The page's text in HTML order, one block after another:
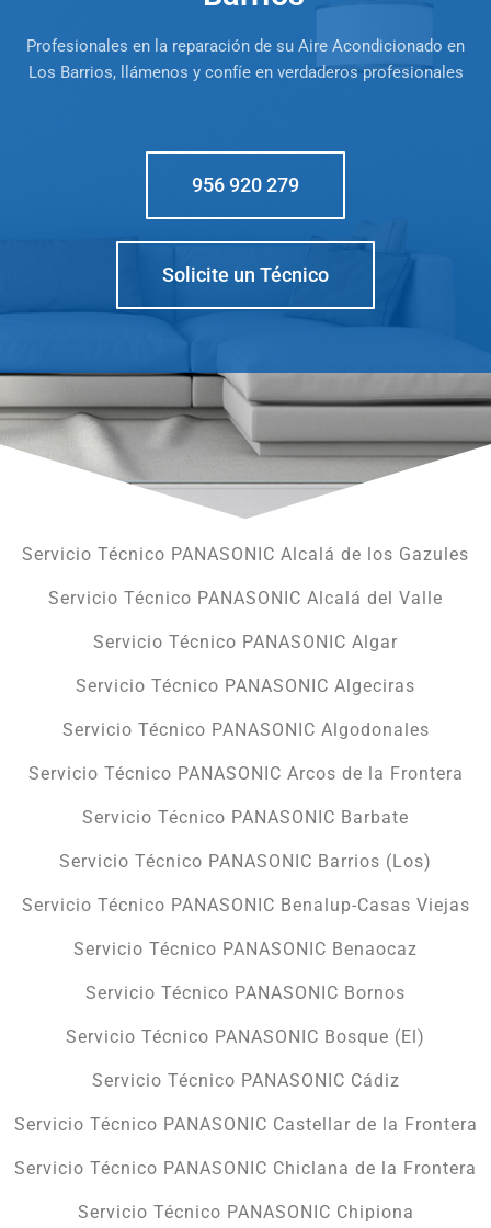
Profesionales en la reparación de su Aire Acondicionado en
Los Barrios, llámenos y confíe en verdaderos profesionales
956 920 279
Solicite un Técnico
Servicio Técnico PANASONIC Alcalá de los Gazules
Servicio Técnico PANASONIC Alcalá del Valle
Servicio Técnico PANASONIC Algar
Servicio Técnico PANASONIC Algeciras
Servicio Técnico PANASONIC Algodonales
Servicio Técnico PANASONIC Arcos de la Frontera
Servicio Técnico PANASONIC Barbate
Servicio Técnico PANASONIC Barrios (Los)
Servicio Técnico PANASONIC Benalup-Casas Viejas
Servicio Técnico PANASONIC Benaocaz
Servicio Técnico PANASONIC Bornos
Servicio Técnico PANASONIC Bosque (El)
Servicio Técnico PANASONIC Cádiz
Servicio Técnico PANASONIC Castellar de la Frontera
Servicio Técnico PANASONIC Chiclana de la Frontera
Servicio Técnico PANASONIC Chipiona